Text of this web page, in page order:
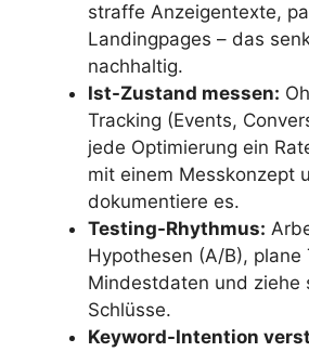
straffe Anzeigentexte,
Landingpages – das
nachhaltig.
Ist-Zustand messen:
Tracking (Events,
jede Optimierung ein
mit einem Messkonzept
dokumentiere es.
Testing-Rhythmus:
Hypothesen (A/B), plane
Mindestdaten und ziehe
Schlüsse.
Keyword-Intention